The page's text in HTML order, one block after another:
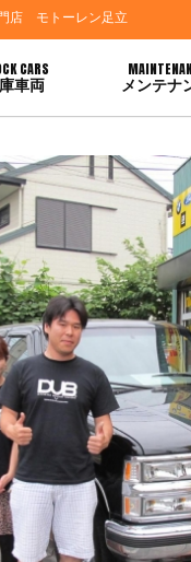
店 モトーレン足立
CARS
車両 メンテナ
ます